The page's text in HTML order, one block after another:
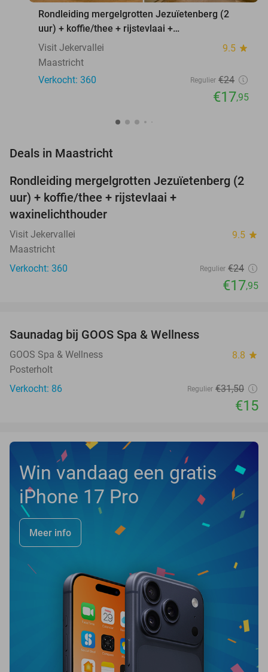
Rondleiding mergelgrotten Jezuïetenberg (2
uur) + koffie/thee + rijstevlaai +
waxinelichthouder
Visit Jekervallei 9.5 star
Maastricht
Verkocht: 360
Regulier €24
€17,95
Deals in Maastricht
25%
Rondleiding mergelgrotten Jezuïetenberg (2
uur) + koffie/thee + rijstevlaai +
waxinelichthouder
Visit Jekervallei 9.5 star
Maastricht
Verkocht: 360
Regulier €24
€17,95
TODAY
Saunadag bij GOOS Spa & Wellness
GOOS Spa & Wellness 8.8 star
Posterholt
Verkocht: 86
Regulier €31,50
€15
Win vandaag een gratis
iPhone 17 Pro
Meer info